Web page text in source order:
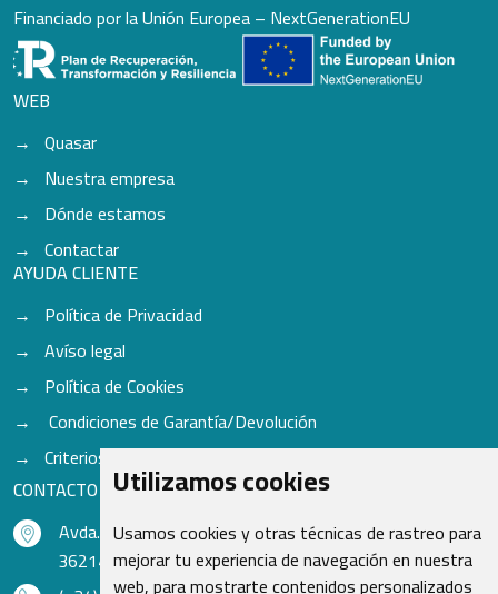
Utilizamos cookies
Usamos cookies y otras técnicas de rastreo para
mejorar tu experiencia de navegación en nuestra
web, para mostrarte contenidos personalizados
Financiado por la Unión Europea – NextGenerationEU
WEB
Quasar
Nuestra empresa
Dónde estamos
Contactar
AYUDA CLIENTE
Política de Privacidad
Avíso legal
Política de Cookies
Condiciones de Garantía/Devolución
Criterios para aceptación de Cascos
CONTACTO
Avda. do Freixo - Sardoma, 13
36214 Vigo - Pontevedra - España